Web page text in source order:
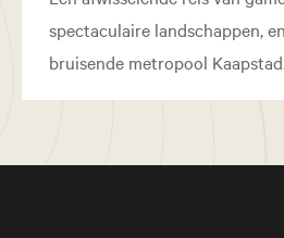
spectaculaire landschappen,
bruisende metropool